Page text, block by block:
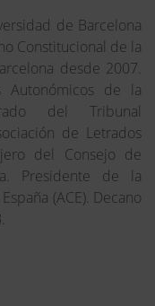
de Barcelona
Constitucional de la
desde 2007.
Autonómicos de la
del Tribunal
de Letrados
del Consejo de
Presidente de la
(ACE). Decano